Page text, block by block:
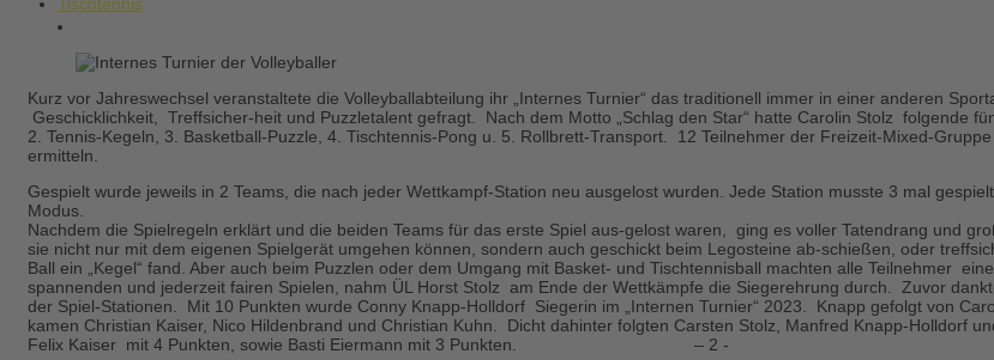
Tischtennis
Kurz vor Jahreswechsel veranstaltete die Volleyballabteilung ihr „Internes Turnier“ das traditionell immer in einer anderen
Geschicklichkeit, Treffsicher-heit und Puzzletalent gefragt. Nach dem Motto „Schlag den Star“ hatte Carolin Stolz folgende
2. Tennis-Kegeln, 3. Basketball-Puzzle, 4. Tischtennis-Pong u. 5. Rollbrett-Transport. 12 Teilnehmer der Freizeit-Mixed-
ermitteln.
Gespielt wurde jeweils in 2 Teams, die nach jeder Wettkampf-Station neu ausgelost wurden. Jede Station musste 3 mal
Modus.
Nachdem die Spielregeln erklärt und die beiden Teams für das erste Spiel aus-gelost waren, ging es voller Tatendrang und
sie nicht nur mit dem eigenen Spielgerät umgehen können, sondern auch geschickt beim Legosteine ab-schießen, oder
Ball ein „Kegel“ fand. Aber auch beim Puzzlen oder dem Umgang mit Basket- und Tischtennisball machten alle Teilnehmer
spannenden und jederzeit fairen Spielen, nahm ÜL Horst Stolz am Ende der Wettkämpfe die Siegerehrung durch. Zuvor
der Spiel-Stationen. Mit 10 Punkten wurde Conny Knapp-Holldorf Siegerin im „Internen Turnier“ 2023. Knapp gefolgt von
kamen Christian Kaiser, Nico Hildenbrand und Christian Kuhn. Dicht dahinter folgten Carsten Stolz, Manfred Knapp-Holldorf
Felix Kaiser mit 4 Punkten, sowie Basti Eiermann mit 3 Punkten. – 2 -